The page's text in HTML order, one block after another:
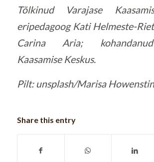
Tõlkinud Varajase
eripedagoog Kati Helmeste-
Carina Aria;
Kaasamise Keskus.
Pilt: unsplash/Marisa
Share this entry